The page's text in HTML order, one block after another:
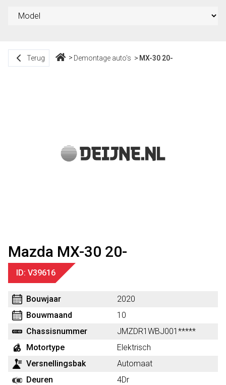
Terug Demontage auto's MX-30 20-
Mazda MX-30 20-
ID: V39616
Bouwjaar
2020
Bouwmaand
10
Chassisnummer
JMZDR1WBJ001*****
Motortype
Elektrisch
Versnellingsbak
Automaat
Deuren
4Dr